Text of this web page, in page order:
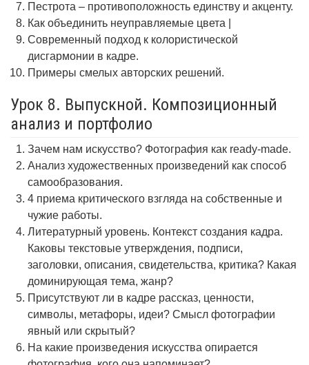
Пестрота – противоположность единству и акценту.
Как объединить неуправляемые цвета |
Современный подход к колористической
дисгармонии в кадре.
Примеры смелых авторских решений.
Урок 8. Выпускной. Композиционный
анализ и портфолио
Зачем нам искусство? Фотография как ready-made.
Анализ художественных произведений как способ
самообразования.
4 приема критического взгляда на собственные и
чужие работы.
Литературный уровень. Контекст создания кадра.
Каковы текстовые утверждения, подписи,
заголовки, описания, свидетельства, критика? Какая
доминирующая тема, жанр?
Присутствуют ли в кадре рассказ, ценности,
символы, метафоры, идеи? Смысл фотографии
явный или скрытый?
На какие произведения искусства опирается